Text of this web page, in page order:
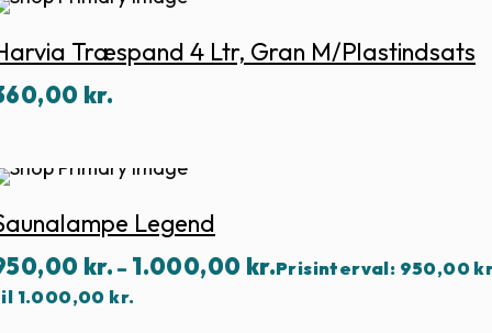
Træspand 4 Ltr, Gran M/plastindsats
kr.
Legend
kr. – 1.000,00 kr.Prisinterval: 950,00
1.000,00 kr.